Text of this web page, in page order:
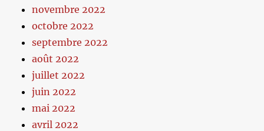
novembre 2022
octobre 2022
septembre 2022
août 2022
juillet 2022
juin 2022
mai 2022
avril 2022